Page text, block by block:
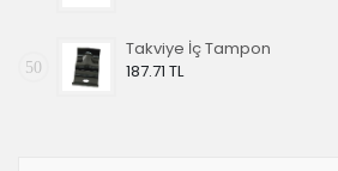
50
Takviye İç Tampon
187.71 TL